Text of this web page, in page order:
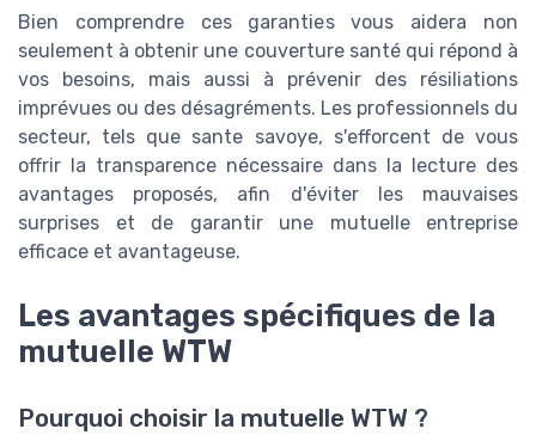
Bien comprendre ces garanties vous aidera non
seulement à obtenir une couverture santé qui répond à
vos besoins, mais aussi à prévenir des résiliations
imprévues ou des désagréments. Les professionnels du
secteur, tels que sante savoye, s'efforcent de vous
offrir la transparence nécessaire dans la lecture des
avantages proposés, afin d'éviter les mauvaises
surprises et de garantir une mutuelle entreprise
efficace et avantageuse.
Les avantages spécifiques de la
mutuelle WTW
Pourquoi choisir la mutuelle WTW ?